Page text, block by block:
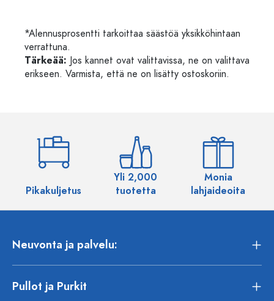
*Alennusprosentti tarkoittaa säästöä yksikköhintaan
verrattuna.
Tärkeää: Jos kannet ovat valittavissa, ne on valittava
erikseen. Varmista, että ne on lisätty ostoskoriin.
Pikakuljetus
Yli 2,000
tuotetta
Monia
lahjaideoita
Neuvonta ja palvelu:
Pullot ja Purkit